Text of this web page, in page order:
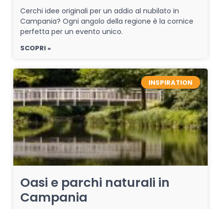
Cerchi idee originali per un addio al nubilato in
Campania? Ogni angolo della regione è la cornice
perfetta per un evento unico.
SCOPRI »
INSPIRATION
Oasi e parchi naturali in
Campania